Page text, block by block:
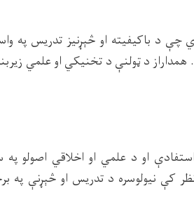
د باکیفیته او څېړنیز تدریس په
د ټولنې د تخنیکي او علمي
او د علمي او اخلاقي اصولو په
کې نیولوسره د تدریس او څېړنې په